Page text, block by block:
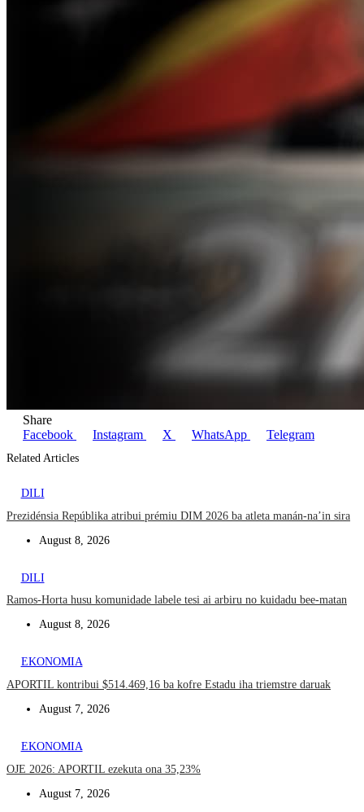
Share
Facebook
Instagram X WhatsApp Telegram
Related Articles
DILI
Prezidénsia Repúblika atribui prémiu DIM 2026 ba atleta manán-na’in sira
August 8, 2026
DILI
Ramos-Horta husu komunidade labele tesi ai arbiru no kuidadu bee-matan
August 8, 2026
EKONOMIA
APORTIL kontribui $514.469,16 ba kofre Estadu iha triemstre daruak
August 7, 2026
EKONOMIA
OJE 2026: APORTIL ezekuta ona 35,23%
August 7, 2026